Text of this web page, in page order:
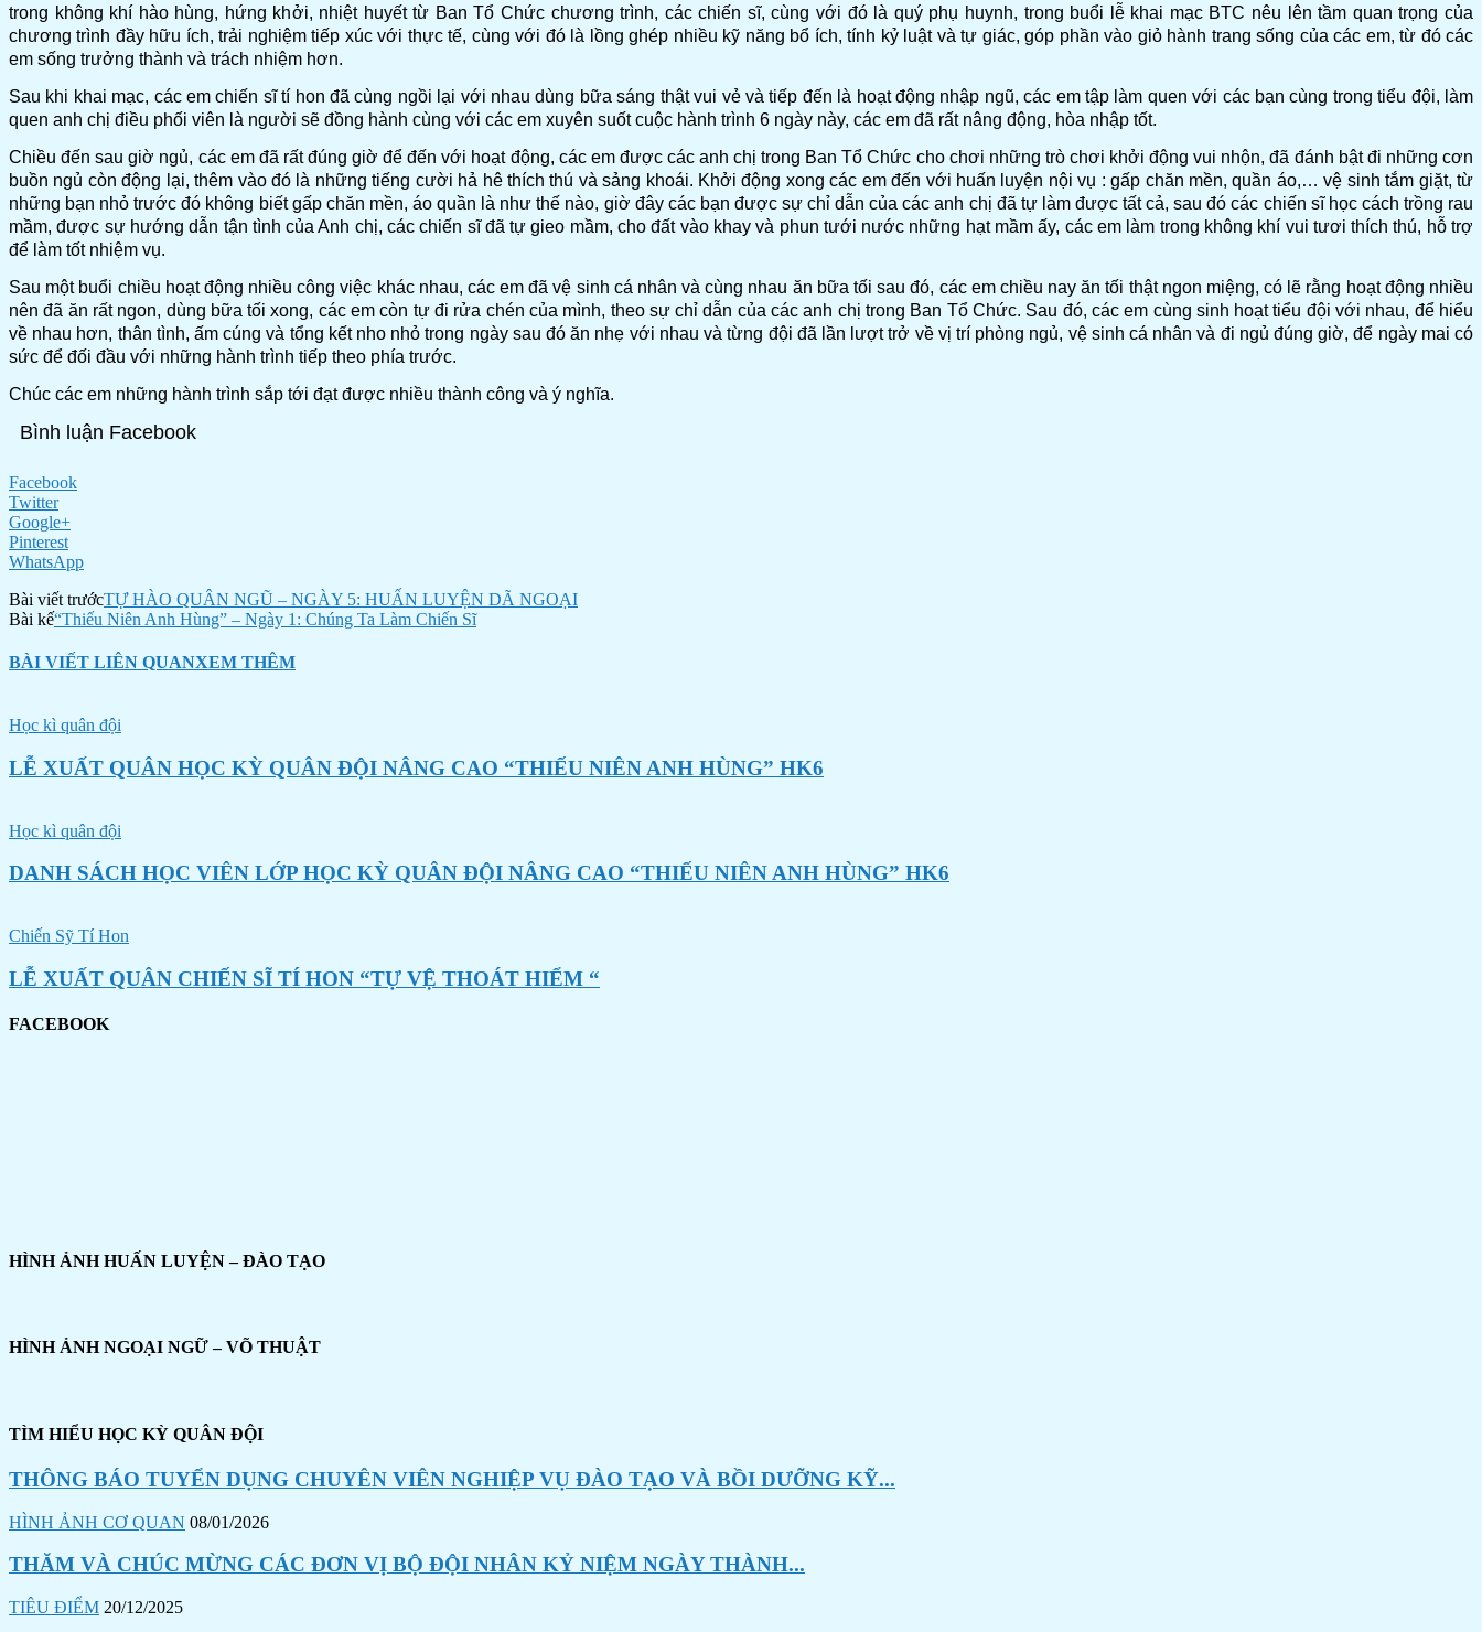
trong không khí hào hùng, hứng khởi, nhiệt huyết từ Ban Tổ Chức chương trình, các chiến sĩ, cùng với đó là quý phụ huynh, trong buổi lễ khai mạc BTC nêu lên tầm quan trọng của
chương trình đầy hữu ích, trải nghiệm tiếp xúc với thực tế, cùng với đó là lồng ghép nhiều kỹ năng bổ ích, tính kỷ luật và tự giác, góp phần vào giỏ hành trang sống của các em, từ đó các
em sống trưởng thành và trách nhiệm hơn.
Sau khi khai mạc, các em chiến sĩ tí hon đã cùng ngồi lại với nhau dùng bữa sáng thật vui vẻ và tiếp đến là hoạt động nhập ngũ, các em tập làm quen với các bạn cùng trong tiểu đội, làm
quen anh chị điều phối viên là người sẽ đồng hành cùng với các em xuyên suốt cuộc hành trình 6 ngày này, các em đã rất nâng động, hòa nhập tốt.
Chiều đến sau giờ ngủ, các em đã rất đúng giờ để đến với hoạt động, các em được các anh chị trong Ban Tổ Chức cho chơi những trò chơi khởi động vui nhộn, đã đánh bật đi những cơn
buồn ngủ còn động lại, thêm vào đó là những tiếng cười hả hê thích thú và sảng khoái. Khởi động xong các em đến với huấn luyện nội vụ : gấp chăn mền, quần áo,… vệ sinh tắm giặt, từ
những bạn nhỏ trước đó không biết gấp chăn mền, áo quần là như thế nào, giờ đây các bạn được sự chỉ dẫn của các anh chị đã tự làm được tất cả, sau đó các chiến sĩ học cách trồng rau
mầm, được sự hướng dẫn tận tình của Anh chị, các chiến sĩ đã tự gieo mầm, cho đất vào khay và phun tưới nước những hạt mầm ấy, các em làm trong không khí vui tươi thích thú, hỗ trợ
để làm tốt nhiệm vụ.
Sau một buổi chiều hoạt động nhiều công việc khác nhau, các em đã vệ sinh cá nhân và cùng nhau ăn bữa tối sau đó, các em chiều nay ăn tối thật ngon miệng, có lẽ rằng hoạt động nhiều
nên đã ăn rất ngon, dùng bữa tối xong, các em còn tự đi rửa chén của mình, theo sự chỉ dẫn của các anh chị trong Ban Tổ Chức. Sau đó, các em cùng sinh hoạt tiểu đội với nhau, để hiểu
về nhau hơn, thân tình, ấm cúng và tổng kết nho nhỏ trong ngày sau đó ăn nhẹ với nhau và từng đội đã lần lượt trở về vị trí phòng ngủ, vệ sinh cá nhân và đi ngủ đúng giờ, để ngày mai có
sức để đối đầu với những hành trình tiếp theo phía trước.
Chúc các em những hành trình sắp tới đạt được nhiều thành công và ý nghĩa.
Bình luận Facebook
Facebook
Twitter
Google+
Pinterest
WhatsApp
Bài viết trướcTỰ HÀO QUÂN NGŨ – NGÀY 5: HUẤN LUYỆN DÃ NGOẠI
Bài kế“Thiếu Niên Anh Hùng” – Ngày 1: Chúng Ta Làm Chiến Sĩ
BÀI VIẾT LIÊN QUANXEM THÊM
Học kì quân đội
LỄ XUẤT QUÂN HỌC KỲ QUÂN ĐỘI NÂNG CAO “THIẾU NIÊN ANH HÙNG” HK6
Học kì quân đội
DANH SÁCH HỌC VIÊN LỚP HỌC KỲ QUÂN ĐỘI NÂNG CAO “THIẾU NIÊN ANH HÙNG” HK6
Chiến Sỹ Tí Hon
LỄ XUẤT QUÂN CHIẾN SĨ TÍ HON “TỰ VỆ THOÁT HIỂM “
FACEBOOK
HÌNH ẢNH HUẤN LUYỆN – ĐÀO TẠO
HÌNH ẢNH NGOẠI NGỮ – VÕ THUẬT
TÌM HIỂU HỌC KỲ QUÂN ĐỘI
THÔNG BÁO TUYỂN DỤNG CHUYÊN VIÊN NGHIỆP VỤ ĐÀO TẠO VÀ BỒI DƯỠNG KỸ...
HÌNH ẢNH CƠ QUAN 08/01/2026
THĂM VÀ CHÚC MỪNG CÁC ĐƠN VỊ BỘ ĐỘI NHÂN KỶ NIỆM NGÀY THÀNH...
TIÊU ĐIỂM 20/12/2025